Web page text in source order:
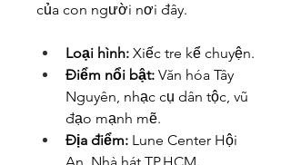
của con người nơi đây.
Loại hình: Xiếc tre kể chuyện.
Điểm nổi bật: Văn hóa Tây
Nguyên, nhạc cụ dân tộc, vũ
đạo mạnh mẽ.
Địa điểm: Lune Center Hội